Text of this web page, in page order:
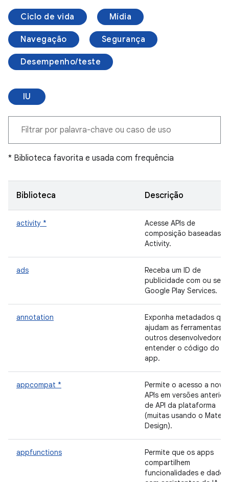
Ciclo de vida Mídia
Navegação Segurança
Desempenho/teste
IU
* Biblioteca favorita e usada com frequência
Biblioteca Descrição
activity *
Acesse APIs de
composição baseadas
Activity.
ads
Receba um ID de
publicidade com ou sem
Google Play Services.
annotation
Exponha metadados que
ajudam as ferramentas e
outros desenvolvedores
entender o código do
app.
appcompat *
Permite o acesso a
APIs em versões
de API da plataforma
(muitas usando o
Design).
appfunctions
Permite que os apps
compartilhem
funcionalidades e dados